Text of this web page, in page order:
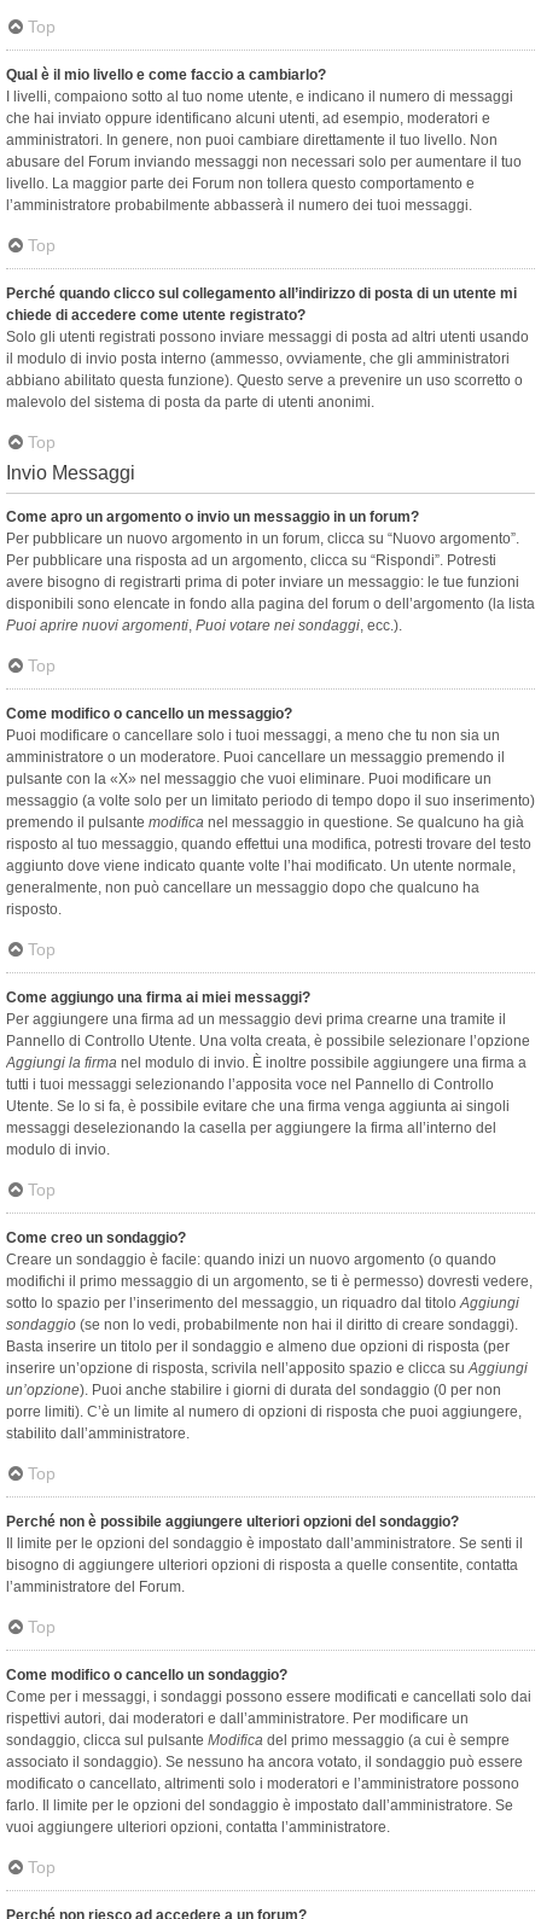
Top
Qual è il mio livello e come faccio a cambiarlo?
I livelli, compaiono sotto al tuo nome utente, e indicano il numero di messaggi
che hai inviato oppure identificano alcuni utenti, ad esempio, moderatori e
amministratori. In genere, non puoi cambiare direttamente il tuo livello. Non
abusare del Forum inviando messaggi non necessari solo per aumentare il tuo
livello. La maggior parte dei Forum non tollera questo comportamento e
l’amministratore probabilmente abbasserà il numero dei tuoi messaggi.
Top
Perché quando clicco sul collegamento all’indirizzo di posta di un utente mi
chiede di accedere come utente registrato?
Solo gli utenti registrati possono inviare messaggi di posta ad altri utenti usando
il modulo di invio posta interno (ammesso, ovviamente, che gli amministratori
abbiano abilitato questa funzione). Questo serve a prevenire un uso scorretto o
malevolo del sistema di posta da parte di utenti anonimi.
Top
Invio Messaggi
Come apro un argomento o invio un messaggio in un forum?
Per pubblicare un nuovo argomento in un forum, clicca su “Nuovo argomento”.
Per pubblicare una risposta ad un argomento, clicca su “Rispondi”. Potresti
avere bisogno di registrarti prima di poter inviare un messaggio: le tue funzioni
disponibili sono elencate in fondo alla pagina del forum o dell’argomento (la lista
Puoi aprire nuovi argomenti, Puoi votare nei sondaggi, ecc.).
Top
Come modifico o cancello un messaggio?
Puoi modificare o cancellare solo i tuoi messaggi, a meno che tu non sia un
amministratore o un moderatore. Puoi cancellare un messaggio premendo il
pulsante con la «X» nel messaggio che vuoi eliminare. Puoi modificare un
messaggio (a volte solo per un limitato periodo di tempo dopo il suo inserimento)
premendo il pulsante modifica nel messaggio in questione. Se qualcuno ha già
risposto al tuo messaggio, quando effettui una modifica, potresti trovare del testo
aggiunto dove viene indicato quante volte l’hai modificato. Un utente normale,
generalmente, non può cancellare un messaggio dopo che qualcuno ha
risposto.
Top
Come aggiungo una firma ai miei messaggi?
Per aggiungere una firma ad un messaggio devi prima crearne una tramite il
Pannello di Controllo Utente. Una volta creata, è possibile selezionare l’opzione
Aggiungi la firma nel modulo di invio. È inoltre possibile aggiungere una firma a
tutti i tuoi messaggi selezionando l’apposita voce nel Pannello di Controllo
Utente. Se lo si fa, è possibile evitare che una firma venga aggiunta ai singoli
messaggi deselezionando la casella per aggiungere la firma all’interno del
modulo di invio.
Top
Come creo un sondaggio?
Creare un sondaggio è facile: quando inizi un nuovo argomento (o quando
modifichi il primo messaggio di un argomento, se ti è permesso) dovresti vedere,
sotto lo spazio per l’inserimento del messaggio, un riquadro dal titoloAggiungi
sondaggio (se non lo vedi, probabilmente non hai il diritto di creare sondaggi).
Basta inserire un titolo per il sondaggio e almeno due opzioni di risposta (per
inserire un’opzione di risposta, scrivila nell’apposito spazio e clicca suAggiungi
un’opzione). Puoi anche stabilire i giorni di durata del sondaggio (0 per non
porre limiti). C’è un limite al numero di opzioni di risposta che puoi aggiungere,
stabilito dall’amministratore.
Top
Perché non è possibile aggiungere ulteriori opzioni del sondaggio?
Il limite per le opzioni del sondaggio è impostato dall’amministratore. Se senti il
bisogno di aggiungere ulteriori opzioni di risposta a quelle consentite, contatta
l’amministratore del Forum.
Top
Come modifico o cancello un sondaggio?
Come per i messaggi, i sondaggi possono essere modificati e cancellati solo dai
rispettivi autori, dai moderatori e dall’amministratore. Per modificare un
sondaggio, clicca sul pulsante Modifica del primo messaggio (a cui è sempre
associato il sondaggio). Se nessuno ha ancora votato, il sondaggio può essere
modificato o cancellato, altrimenti solo i moderatori e l’amministratore possono
farlo. Il limite per le opzioni del sondaggio è impostato dall’amministratore. Se
vuoi aggiungere ulteriori opzioni, contatta l’amministratore.
Top
Perché non riesco ad accedere a un forum?